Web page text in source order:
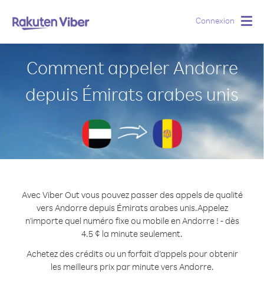
Connexion
Comment appeler Andorre
depuis Émirats arabes unis
Avec Viber Out vous pouvez passer des appels de qualité
vers Andorre depuis Émirats arabes unis.Appelez
n'importe quel numéro fixe ou mobile en Andorre ! - dès
4.5 ¢ la minute seulement.
Achetez des crédits ou un forfait d’appels pour obtenir
les meilleurs prix par minute vers Andorre.